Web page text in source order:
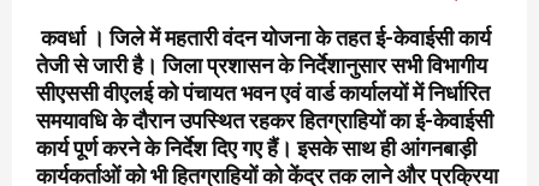
कवर्धा । जिले में महतारी वंदन योजना के तहत ई-केवाईसी कार्य
तेजी से जारी है। जिला प्रशासन के निर्देशानुसार सभी विभागीय
सीएससी वीएलई को पंचायत भवन एवं वार्ड कार्यालयों में निर्धारित
समयावधि के दौरान उपस्थित रहकर हितग्राहियों का ई-केवाईसी
कार्य पूर्ण करने के निर्देश दिए गए हैं। इसके साथ ही आंगनबाड़ी
कार्यकर्ताओं को भी हितग्राहियों को केंद्र तक लाने और प्रक्रिया